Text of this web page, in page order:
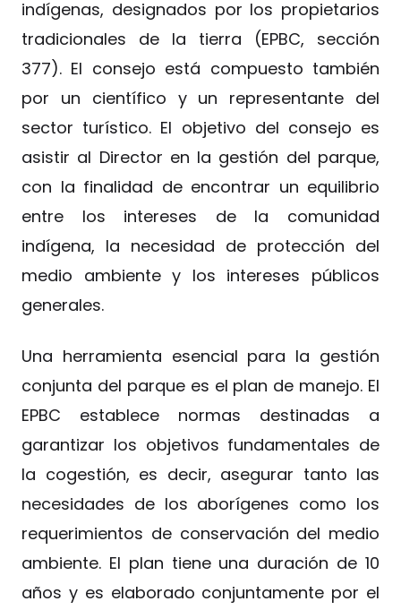
indígenas, designados por los propietarios
tradicionales de la tierra (EPBC, sección
377). El consejo está compuesto también
por un científico y un representante del
sector turístico. El objetivo del consejo es
asistir al Director en la gestión del parque,
con la finalidad de encontrar un equilibrio
entre los intereses de la comunidad
indígena, la necesidad de protección del
medio ambiente y los intereses públicos
generales.
Una herramienta esencial para la gestión
conjunta del parque es el plan de manejo. El
EPBC establece normas destinadas a
garantizar los objetivos fundamentales de
la cogestión, es decir, asegurar tanto las
necesidades de los aborígenes como los
requerimientos de conservación del medio
ambiente. El plan tiene una duración de 10
años y es elaborado conjuntamente por el